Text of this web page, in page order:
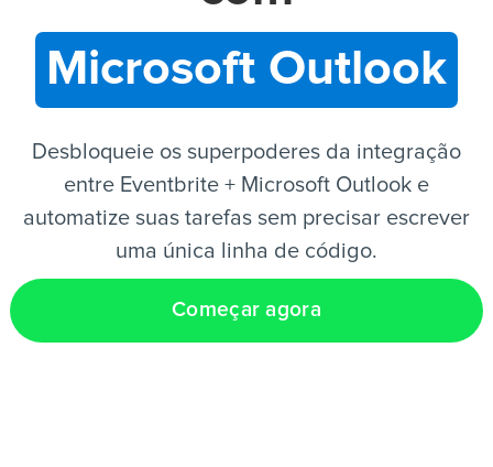
PT
Microsoft Outlook
Desbloqueie os superpoderes da integração
entre Eventbrite + Microsoft Outlook e
automatize suas tarefas sem precisar escrever
uma única linha de código.
Começar agora